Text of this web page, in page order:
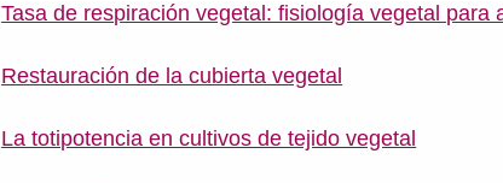
Tasa de respiración vegetal: fisiología vegetal para
Restauración de la cubierta vegetal
La totipotencia en cultivos de tejido vegetal